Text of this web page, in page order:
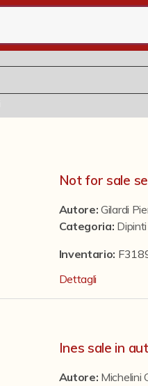
Not for sale
Autore:Gilardi
Categoria: Dipinti
Inventario:
Dettagli
Ines sale in
Autore: Michelini